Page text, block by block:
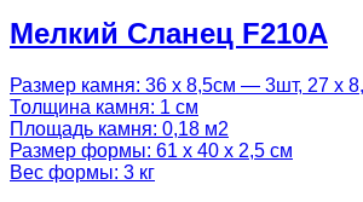
Мелкий Сланец F210A
Размер камня: 36 х 8,5см — 3шт, 27 х
Толщина камня: 1 см
Площадь камня: 0,18 м2
Размер формы: 61 х 40 х 2,5 см
Вес формы: 3 кг